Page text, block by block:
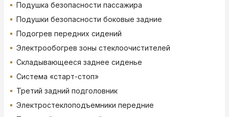
Подушка безопасности пассажира
Подушки безопасности боковые задние
Подогрев передних сидений
Электрообогрев зоны стеклоочистителей
Складывающееся заднее сиденье
Система «старт-стоп»
Третий задний подголовник
Электростеклоподъемники передние